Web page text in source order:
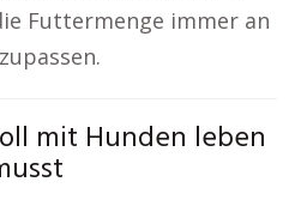
Futtermenge immer an
mit Hunden leben